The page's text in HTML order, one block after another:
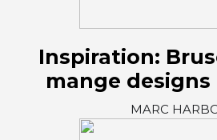
Inspiration:
mange
MARC